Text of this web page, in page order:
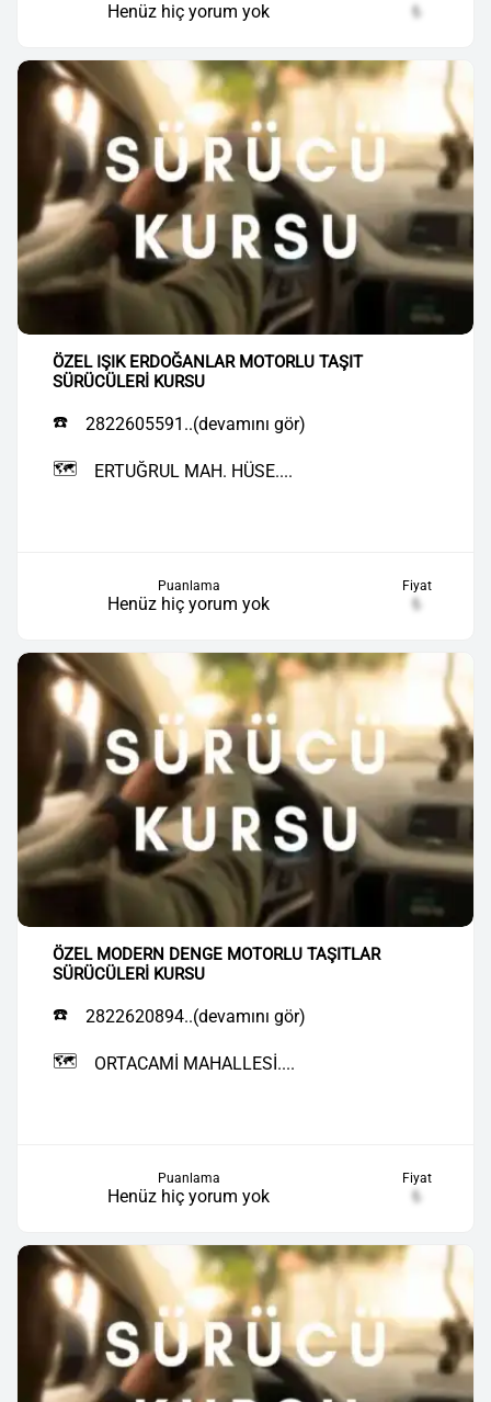
Henüz hiç yorum yok ₺
ÖZEL IŞIK ERDOĞANLAR MOTORLU TAŞIT
SÜRÜCÜLERİ KURSU
☎️ 2822605591..(devamını gör)
🗺️ ERTUĞRUL MAH. HÜSE....
Puanlama
Henüz hiç yorum yok
Fiyat
₺
ÖZEL MODERN DENGE MOTORLU TAŞITLAR
SÜRÜCÜLERİ KURSU
☎️ 2822620894..(devamını gör)
🗺️ ORTACAMİ MAHALLESİ....
Puanlama
Henüz hiç yorum yok
Fiyat
₺